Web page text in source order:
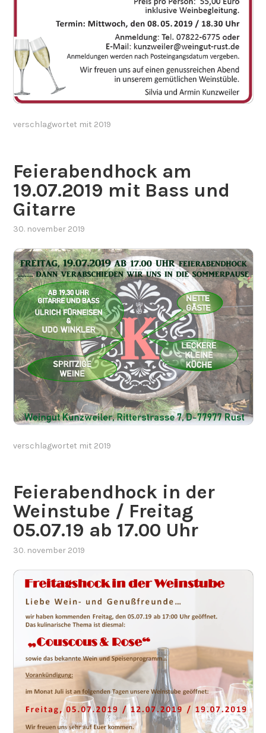
verschlagwortet mit 2019
Feierabendhock am
19.07.2019 mit Bass und
Gitarre
30. november 2019
verschlagwortet mit 2019
Feierabendhock in der
Weinstube / Freitag
05.07.19 ab 17.00 Uhr
30. november 2019